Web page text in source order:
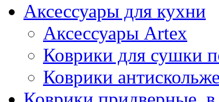
Аксессуары для кухни
Аксессуары Artex
Коврики для сушки
Коврики